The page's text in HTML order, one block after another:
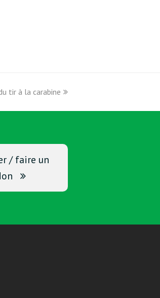
tir à la carabine
/ faire un